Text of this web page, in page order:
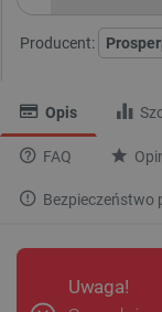
Producent:
Opis
FAQ
Bezpieczeństwo
Uwaga!